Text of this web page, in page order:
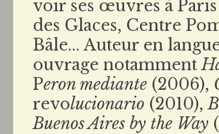
voir ses œuvres à
des Glaces, Centre
Bâle... Auteur en
ouvrage notamment
Peron mediante (2006),
revolucionario (2010),
Buenos Aires by the Way